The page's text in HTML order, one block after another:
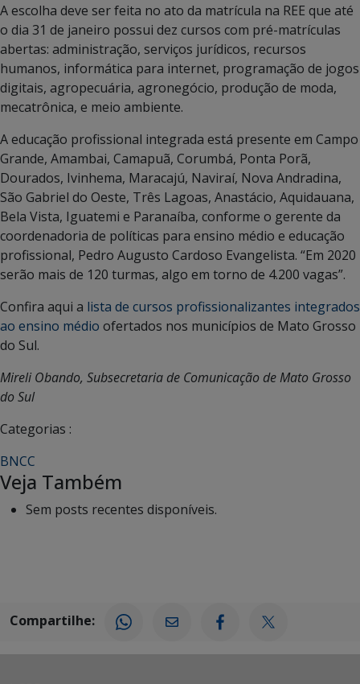
A escolha deve ser feita no ato da matrícula na REE que até
o dia 31 de janeiro possui dez cursos com pré-matrículas
abertas: administração, serviços jurídicos, recursos
humanos, informática para internet, programação de jogos
digitais, agropecuária, agronegócio, produção de moda,
mecatrônica, e meio ambiente.
A educação profissional integrada está presente em Campo
Grande, Amambai, Camapuã, Corumbá, Ponta Porã,
Dourados, Ivinhema, Maracajú, Naviraí, Nova Andradina,
São Gabriel do Oeste, Três Lagoas, Anastácio, Aquidauana,
Bela Vista, Iguatemi e Paranaíba, conforme o gerente da
coordenadoria de políticas para ensino médio e educação
profissional, Pedro Augusto Cardoso Evangelista. “Em 2020
serão mais de 120 turmas, algo em torno de 4.200 vagas”.
Confira aqui a lista de cursos profissionalizantes integrados
ao ensino médio ofertados nos municípios de Mato Grosso
do Sul.
Mireli Obando, Subsecretaria de Comunicação de Mato Grosso
do Sul
Categorias :
BNCC
Veja Também
Sem posts recentes disponíveis.
Compartilhe: